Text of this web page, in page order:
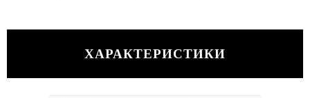
ХАРАКТЕРИСТИКИ